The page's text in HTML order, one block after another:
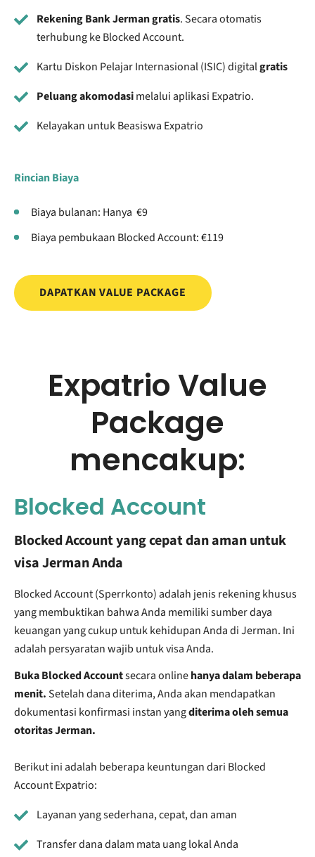
Rekening Bank Jerman gratis. Secara otomatis
terhubung ke Blocked Account.
Kartu Diskon Pelajar Internasional (ISIC) digitalgratis
Peluang akomodasimelalui aplikasi Expatrio.
Kelayakan untuk Beasiswa Expatrio
Rincian Biaya
Biaya bulanan: Hanya €9
Biaya pembukaan Blocked Account: €119
DAPATKAN VALUE PACKAGE
Expatrio Value
Package
mencakup:
Blocked Account
Blocked Account yang cepat dan aman untuk
visa Jerman Anda
Blocked Account (Sperrkonto) adalah jenis rekening khusus
yang membuktikan bahwa Anda memiliki sumber daya
keuangan yang cukup untuk kehidupan Anda di Jerman. Ini
adalah persyaratan wajib untuk visa Anda.
Buka Blocked Accountsecara onlinehanya dalam beberapa
menit.Setelah dana diterima, Anda akan mendapatkan
dokumentasi konfirmasi instan yangditerima oleh semua
otoritas Jerman.
Berikut ini adalah beberapa keuntungan dari Blocked
Account Expatrio:
Layanan yang sederhana, cepat, dan aman
Transfer dana dalam mata uang lokal Anda